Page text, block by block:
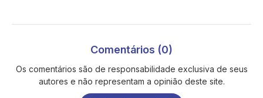
Comentários (0)
Os comentários são de responsabilidade exclusiva de seus
autores e não representam a opinião deste site.